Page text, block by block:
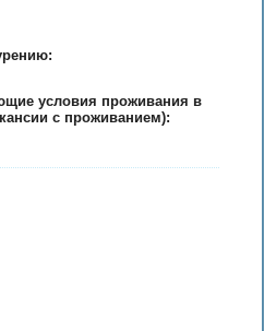
условия проживания в
с проживанием):